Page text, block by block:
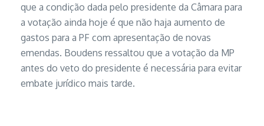
que a condição dada pelo presidente da Câmara para
a votação ainda hoje é que não haja aumento de
gastos para a PF com apresentação de novas
emendas. Boudens ressaltou que a votação da MP
antes do veto do presidente é necessária para evitar
embate jurídico mais tarde.